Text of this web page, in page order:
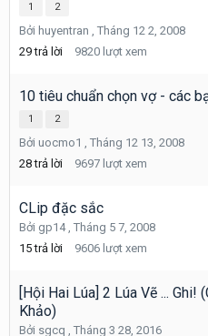
1 2
Bởi huyentran , Tháng 12 2, 2008
29 trả lời 9820 lượt xem
10 tiêu chuẩn chọn vợ - các
1 2
Bởi uocmo1 , Tháng 12 13, 2008
28 trả lời 9697 lượt xem
CLip đặc sắc
Bởi gp14, Tháng 5 7, 2008
15 trả lời 9606 lượt xem
[Hội Hai Lúa] 2 Lúa Vẽ ... Ghi!
Khảo)
Bởi sgcq , Tháng 3 28, 2016